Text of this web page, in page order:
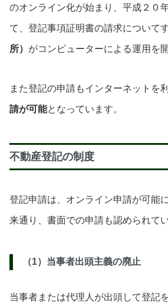
のオンライン化が始まり、平成２０
て、登記事項証明書の請求について
所） がコンピューターによる運用を
また登記の申請もインターネットを
請が可能となっています。
不動産登記の制度
登記申請は、オンライン申請が可能
来通り、書面での申請も認められてい
（1）当事者出頭主義の廃止
当事者または代理人が出頭して登記